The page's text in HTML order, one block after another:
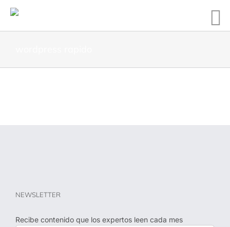
NEWSLETTER
Recibe contenido que los expertos leen cada mes